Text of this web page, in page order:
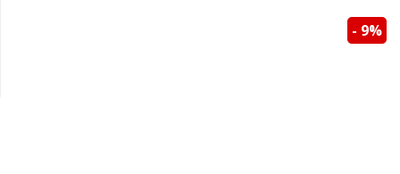
- 9%